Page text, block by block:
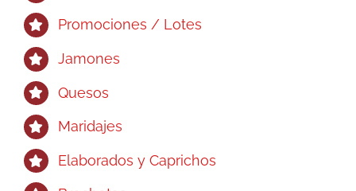
Promociones / Lotes
Jamones
Quesos
Maridajes
Elaborados y Caprichos